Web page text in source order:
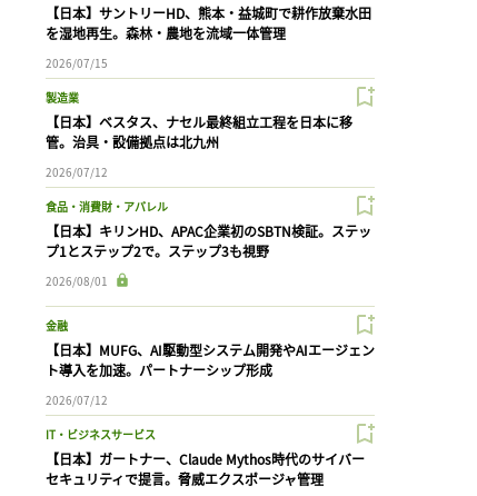
【日本】サントリーHD、熊本・益城町で耕作放棄水田
を湿地再生。森林・農地を流域一体管理
2026/07/15
製造業
【日本】ベスタス、ナセル最終組立工程を日本に移
管。治具・設備拠点は北九州
2026/07/12
食品・消費財・アパレル
【日本】キリンHD、APAC企業初のSBTN検証。ステッ
プ1とステップ2で。ステップ3も視野
2026/08/01
金融
【日本】MUFG、AI駆動型システム開発やAIエージェン
ト導入を加速。パートナーシップ形成
2026/07/12
IT・ビジネスサービス
【日本】ガートナー、Claude Mythos時代のサイバー
セキュリティで提言。脅威エクスポージャ管理